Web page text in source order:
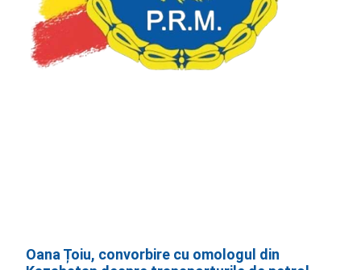
Oana Țoiu, convorbire cu omologul din